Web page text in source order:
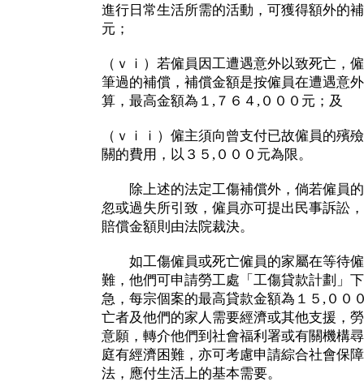
進行日常生活所需的活動，可獲得額外的
元；
（ｖｉ）若僱員因工遭遇意外以致死亡，
筆過的補償，補償金額是按僱員在遭遇意
算，最高金額為１,７６４,０００元；及
（ｖｉｉ）僱主須向曾支付已故僱員的殯
關的費用，以３５,０００元為限。
除上述的法定工傷補償外，倘若僱員的
忽或過失所引致，僱員亦可提出民事訴訟
賠償金額則由法院裁決。
如工傷僱員或死亡僱員的家屬在等待僱
難，他們可申請勞工處「工傷貸款計劃」
急，每宗個案的最高貸款金額為１５,００
亡者及他們的家人需要經濟或其他支援，
意願，轉介他們到社會福利署或有關機構
庭有經濟困難，亦可考慮申請綜合社會保
法，應付生活上的基本需要。